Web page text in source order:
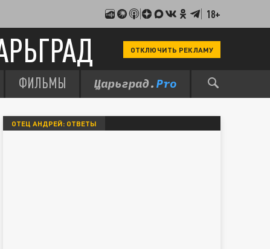
18+
ОТКЛЮЧИТЬ РЕКЛАМУ
ФИЛЬМЫ
ОТЕЦ АНДРЕЙ: ОТВЕТЫ